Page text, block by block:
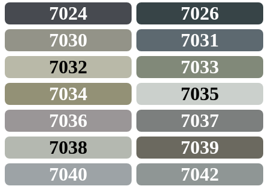
7024
7026
7030
7031
7032
7033
7034
7035
7036
7037
7038
7039
7040
7042